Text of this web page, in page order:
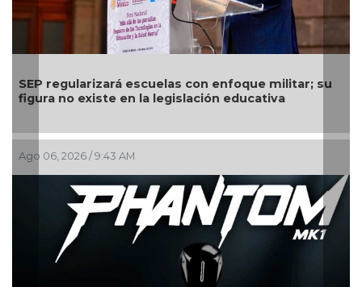
militar; su
Comienza el pago de la Beca Rita
calendario por apellido del 3 al 14 de
Ago 03, 2026 / 10:47 AM